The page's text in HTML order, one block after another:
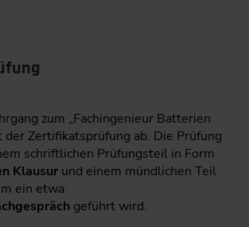
zum „Fachingenieur Batterien
der Zertifikatsprüfung ab. Die Prüfung
schriftlichen Prüfungsteil in Form
Klausur und einem mündlichen Teil
ein etwa
geführt wird.